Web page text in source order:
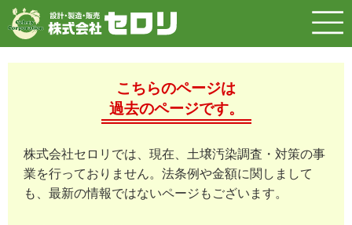
こちらのページは
過去のページです。
株式会社セロリでは、現在、土壌汚染調査・対策の事
業を行っておりません。法条例や金額に関しまして
も、最新の情報ではないページもございます。